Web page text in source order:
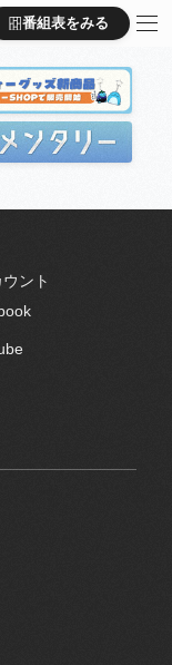
番組表をみる
番組表をみる
ント